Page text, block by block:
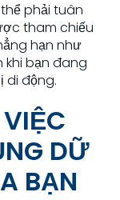
phải tuân
tham chiếu
hạn như
khi bạn đang
di động.
DỮ
BẠN